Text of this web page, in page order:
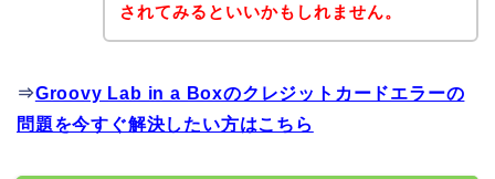
されてみるといいかもしれません。
⇒Groovy Lab in a Boxのクレジットカードエラーの
問題を今すぐ解決したい方はこちら